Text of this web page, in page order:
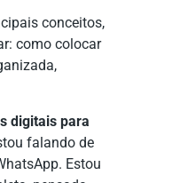
conceitos,
como colocar
digitais para
falando de
Estou